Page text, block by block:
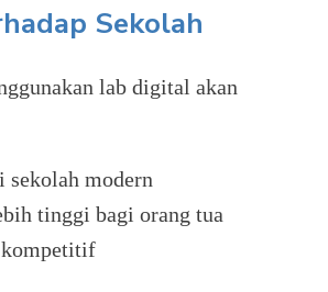
Sekolah
lab digital akan
sekolah modern
tinggi bagi orang tua